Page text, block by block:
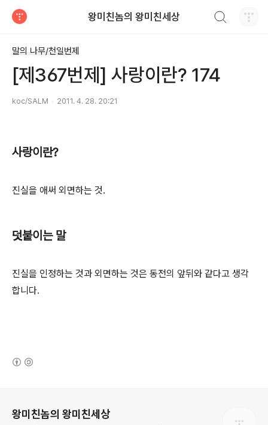
왕미친놈의 왕미친세상
말의 나무/천일번제
[제367번제] 사랑이란? 174
koc/SALM 2011. 4. 28. 20:21
사랑이란?
진실을 애써 외면하는 것.
덧붙이는 말
진실을 인정하는 것과 외면하는 것은 동전의 앞뒤와 같다고 생각
합니다.
왕미친놈의 왕미친세상